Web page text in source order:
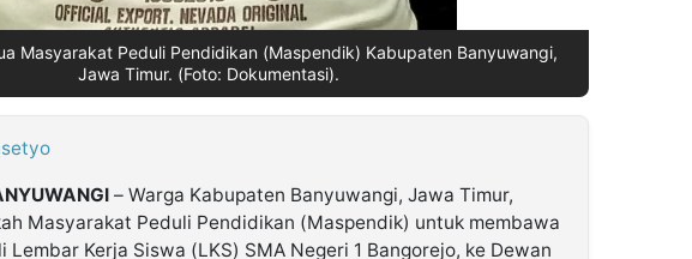
Masyarakat Peduli Pendidikan (Maspendik) Kabupaten Banyuwangi,
Jawa Timur. (Foto: Dokumentasi).
– Warga Kabupaten Banyuwangi, Jawa Timur,
Masyarakat Peduli Pendidikan (Maspendik) untuk membawa
Lembar Kerja Siswa (LKS) SMA Negeri 1 Bangorejo, ke Dewan